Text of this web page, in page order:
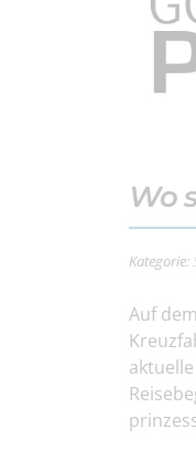
Wo
Kategorie:
Auf